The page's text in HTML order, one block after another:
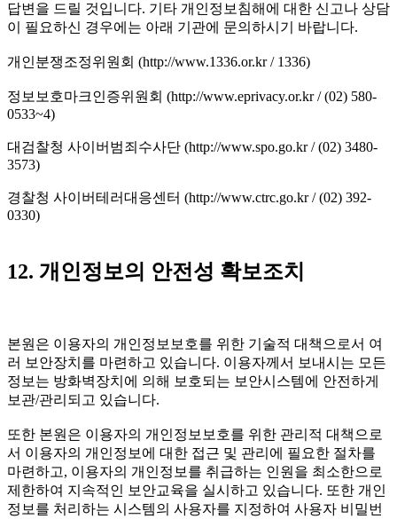
답변을 드릴 것입니다. 기타 개인정보침해에 대한 신고나 상담
이 필요하신 경우에는 아래 기관에 문의하시기 바랍니다.
개인분쟁조정위원회 (http://www.1336.or.kr / 1336)
정보보호마크인증위원회 (http://www.eprivacy.or.kr / (02) 580-
0533~4)
대검찰청 사이버범죄수사단 (http://www.spo.go.kr / (02) 3480-
3573)
경찰청 사이버테러대응센터 (http://www.ctrc.go.kr / (02) 392-
0330)
12. 개인정보의 안전성 확보조치
본원은 이용자의 개인정보보호를 위한 기술적 대책으로서 여
러 보안장치를 마련하고 있습니다. 이용자께서 보내시는 모든
정보는 방화벽장치에 의해 보호되는 보안시스템에 안전하게
보관/관리되고 있습니다.
또한 본원은 이용자의 개인정보보호를 위한 관리적 대책으로
서 이용자의 개인정보에 대한 접근 및 관리에 필요한 절차를
마련하고, 이용자의 개인정보를 취급하는 인원을 최소한으로
제한하여 지속적인 보안교육을 실시하고 있습니다. 또한 개인
정보를 처리하는 시스템의 사용자를 지정하여 사용자 비밀번